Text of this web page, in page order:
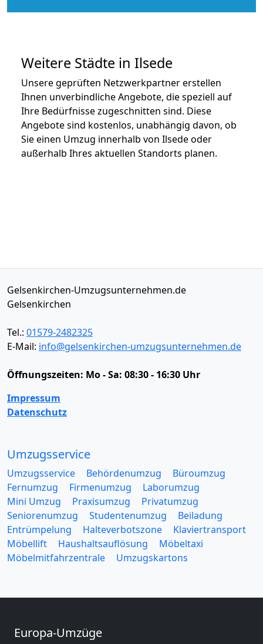
Weitere Städte in Ilsede
Unsere geprüften Netzwerkpartner erstellen
Ihnen unverbindliche Angebote, die speziell auf
Ihre Bedürfnisse zugeschnitten sind. Diese
Angebote sind kostenlos, unabhängig davon, ob
Sie einen Umzug innerhalb von Ilsede oder
außerhalb Ihres aktuellen Standorts planen.
Gelsenkirchen-Umzugsunternehmen.de
Gelsenkirchen
Tel.: 01579-2482325
E-Mail: info@gelsenkirchen-umzugsunternehmen.de
Öffnungszeiten: Mo - Sa: 08:30 - 16:30 Uhr
Impressum
Datenschutz
Umzugsservice
Umzugsservice Behördenumzug
Büroumzug
Fernumzug
Firmenumzug
Laborumzug
Mini Umzug
Praxisumzug
Privatumzug
Seniorenumzug
Studentenumzug
Beiladung
Entrümpelung
Halteverbotszone
Klaviertransport
Möbellift
Haushaltsauflösung
Möbeltaxi
Möbelmitfahrzentrale
Umzugskartons
Europa-Umzüge